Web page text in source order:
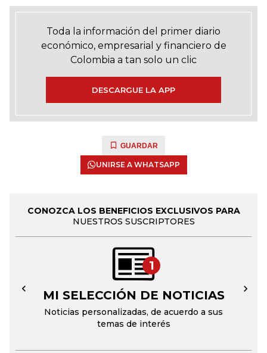
Toda la información del primer diario
económico, empresarial y financiero de
Colombia a tan solo un clic
DESCARGUE LA APP
GUARDAR
UNIRSE A WHATSAPP
CONOZCA LOS BENEFICIOS EXCLUSIVOS PARA
NUESTROS SUSCRIPTORES
1
MI SELECCIÓN DE NOTICIAS
Noticias personalizadas, de acuerdo a sus
temas de interés
← →